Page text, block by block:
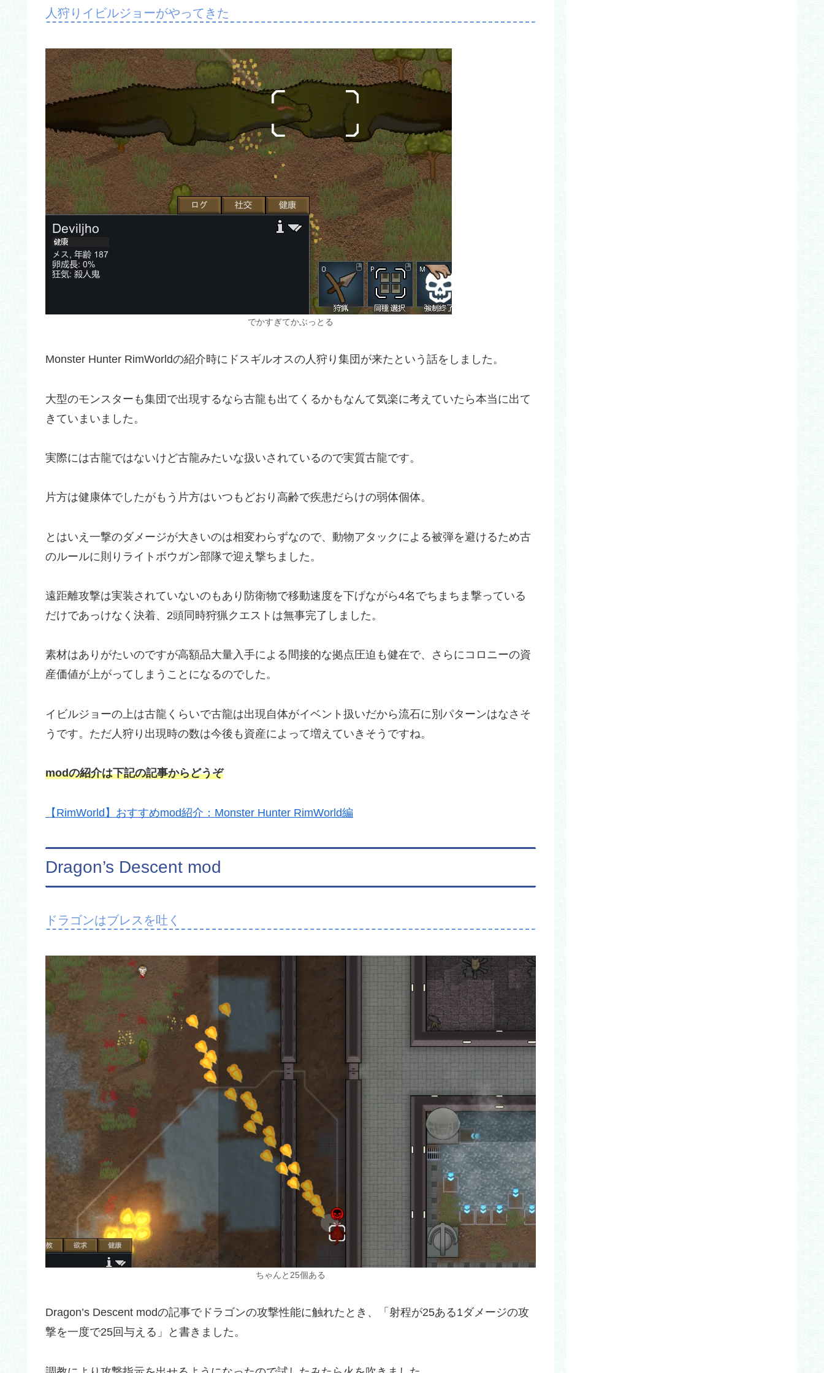
人狩りイビルジョーがやってきた
でかすぎてかぶっとる
Monster Hunter RimWorldの紹介時にドスギルオスの人狩り集団が来たという話をしました。
大型のモンスターも集団で出現するなら古龍も出てくるかもなんて気楽に考えていたら本当に出て
きていまいました。
実際には古龍ではないけど古龍みたいな扱いされているので実質古龍です。
片方は健康体でしたがもう片方はいつもどおり高齢で疾患だらけの弱体個体。
とはいえ一撃のダメージが大きいのは相変わらずなので、動物アタックによる被弾を避けるため古
のルールに則りライトボウガン部隊で迎え撃ちました。
遠距離攻撃は実装されていないのもあり防衛物で移動速度を下げながら4名でちまちま撃っている
だけであっけなく決着、2頭同時狩猟クエストは無事完了しました。
素材はありがたいのですが高額品大量入手による間接的な拠点圧迫も健在で、さらにコロニーの資
産価値が上がってしまうことになるのでした。
イビルジョーの上は古龍くらいで古龍は出現自体がイベント扱いだから流石に別パターンはなさそ
うです。ただ人狩り出現時の数は今後も資産によって増えていきそうですね。
modの紹介は下記の記事からどうぞ
【RimWorld】おすすめmod紹介：Monster Hunter RimWorld編
Dragon’s Descent mod
ドラゴンはブレスを吐く
ちゃんと25個ある
Dragon’s Descent modの記事でドラゴンの攻撃性能に触れたとき、「射程が25ある1ダメージの攻
撃を一度で25回与える」と書きました。